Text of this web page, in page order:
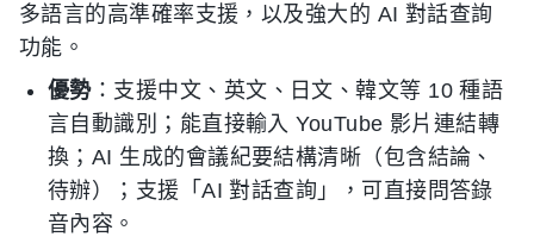
多語言的高準確率支援，以及強大的 AI 對話查詢
功能。
優勢：支援中文、英文、日文、韓文等 10 種語
言自動識別；能直接輸入 YouTube 影片連結轉
換；AI 生成的會議紀要結構清晰（包含結論、
待辦）；支援「AI 對話查詢」，可直接問答錄
音內容。